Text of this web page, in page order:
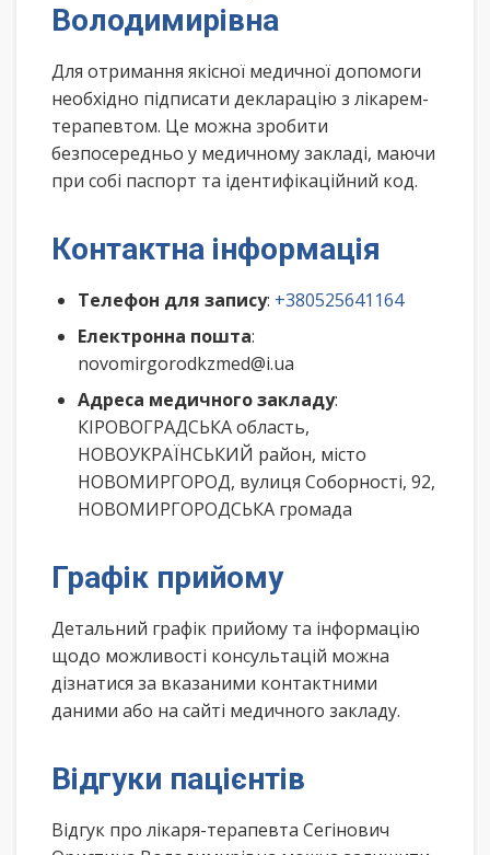
Володимирівна
Для отримання якісної медичної допомоги
необхідно підписати декларацію з лікарем-
терапевтом. Це можна зробити
безпосередньо у медичному закладі, маючи
при собі паспорт та ідентифікаційний код.
Контактна інформація
Телефон для запису: +380525641164
Електронна пошта:
novomirgorodkzmed@i.ua
Адреса медичного закладу:
КІРОВОГРАДСЬКА область,
НОВОУКРАЇНСЬКИЙ район, місто
НОВОМИРГОРОД, вулиця Соборності, 92,
НОВОМИРГОРОДСЬКА громада
Графік прийому
Детальний графік прийому та інформацію
щодо можливості консультацій можна
дізнатися за вказаними контактними
даними або на сайті медичного закладу.
Відгуки пацієнтів
Відгук про лікаря-терапевта Сегінович